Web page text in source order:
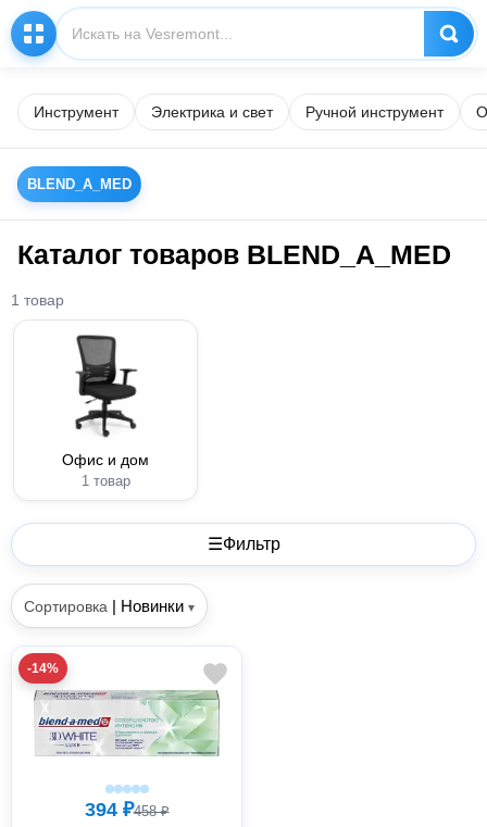
Инструмент Электрика и свет Ручной инструмент
BLEND_A_MED
Каталог товаров BLEND_A_MED
1 товар
Офис и дом
1 товар
☰Фильтр
Сортировка | Новинки ▾
-14%
394 ₽458 ₽